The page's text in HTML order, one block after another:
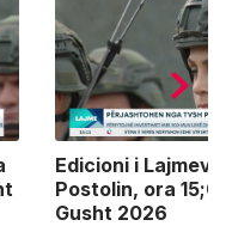
Edicioni i Lajmeve
Postolin, ora
Gusht 2026